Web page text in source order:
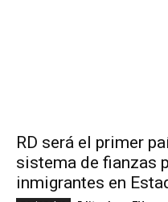
RD será el primer
sistema de fianzas
inmigrantes en